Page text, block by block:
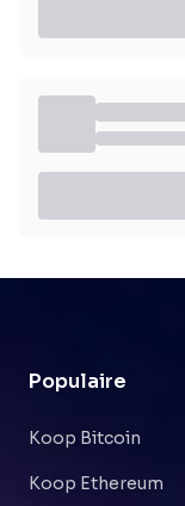
Populaire
Koop Bitcoin
Koop Ethereum